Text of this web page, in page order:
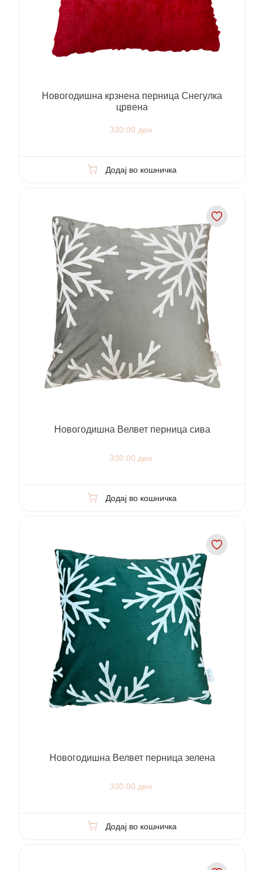
Новогодишна крзнена перница Снегулка
црвена
330.00 ден.
Додај во кошничка
Новогодишна Велвет перница сива
330.00 ден.
Додај во кошничка
Новогодишна Велвет перница зелена
330.00 ден.
Додај во кошничка